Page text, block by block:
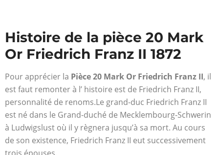
Histoire de la pièce 20 Mark
Or Friedrich Franz II 1872
Pour apprécier la Pièce 20 Mark Or Friedrich Franz II, il
est faut remonter à l’ histoire est de Friedrich Franz II,
personnalité de renoms.Le grand-duc Friedrich Franz II
est né dans le Grand-duché de Mecklembourg-Schwerin
à Ludwigslust où il y règnera jusqu’à sa mort. Au cours
de son existence, Friedrich Franz II eut successivement